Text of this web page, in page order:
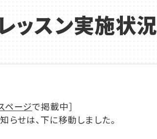
ッスン実施状況
ページで掲載中］
せは、下に移動しました。